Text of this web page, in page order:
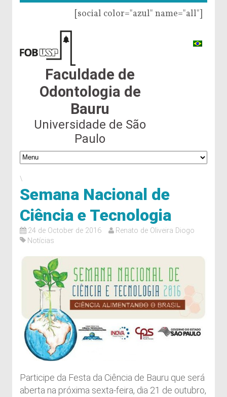
[social color="azul" name="all"]
Faculdade de
Odontologia de
Bauru
Universidade de São
Paulo
\
Semana Nacional de
Ciência e Tecnologia
24 de October de 2016
Renato de Oliveira Diogo
Notícias
Participe da Festa da Ciência de Bauru que será
aberta na próxima sexta-feira, dia 21 de outubro,